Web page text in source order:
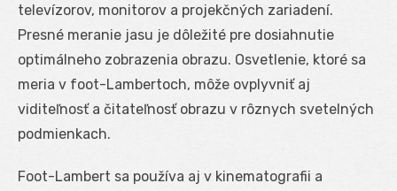
televízorov, monitorov a projekčných zariadení.
Presné meranie jasu je dôležité pre dosiahnutie
optimálneho zobrazenia obrazu. Osvetlenie, ktoré sa
meria v foot-Lambertoch, môže ovplyvniť aj
viditeľnosť a čitateľnosť obrazu v rôznych svetelných
podmienkach.
Foot-Lambert sa používa aj v kinematografii a